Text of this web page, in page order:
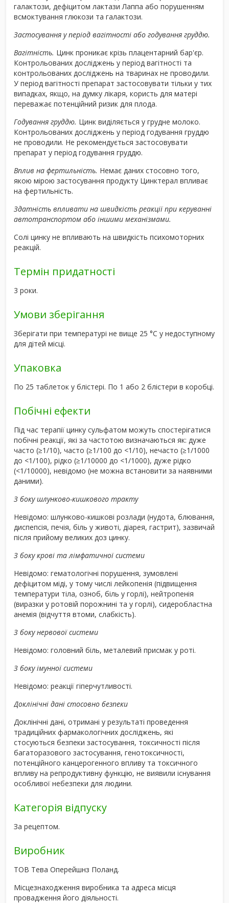
галактози, дефіцитом лактази Лаппа або порушенням
всмоктування глюкози та галактози.
Застосування у період вагітності або годування груддю.
Вагітність. Цинк проникає крізь плацентарний бар'єр.
Контрольованих досліджень у період вагітності та
контрольованих досліджень на тваринах не проводили.
У період вагітності препарат застосовувати тільки у тих
випадках, якщо, на думку лікаря, користь для матері
переважає потенційний ризик для плода.
Годування груддю. Цинк виділяється у грудне молоко.
Контрольованих досліджень у період годування груддю
не проводили. Не рекомендується застосовувати
препарат у період годування груддю.
Вплив на фертильність. Немає даних стосовно того,
якою мірою застосування продукту Цинктерал впливає
на фертильність.
Здатність впливати на швидкість реакції при керуванні
автотранспортом або іншими механізмами.
Солі цинку не впливають на швидкість психомоторних
реакцій.
Термін придатності
3 роки.
Умови зберігання
Зберігати при температурі не вище 25 °С у недоступному
для дітей місці.
Упаковка
По 25 таблеток у блістері. По 1 або 2 блістери в коробці.
Побічні ефекти
Під час терапії цинку сульфатом можуть спостерігатися
побічні реакції, які за частотою визначаються як: дуже
часто (≥1/10), часто (≥1/100 до <1/10), нечасто (≥1/1000
до <1/100), рідко (≥1/10000 до <1/1000), дуже рідко
(<1/10000), невідомо (не можна встановити за наявними
даними).
З боку шлунково-кишкового тракту
Невідомо: шлунково-кишкові розлади (нудота, блювання,
диспепсія, печія, біль у животі, діарея, гастрит), зазвичай
після прийому великих доз цинку.
З боку крові та лімфатичної системи
Невідомо: гематологічні порушення, зумовлені
дефіцитом міді, у тому числі лейкопенія (підвищення
температури тіла, озноб, біль у горлі), нейтропенія
(виразки у ротовій порожнині та у горлі), сидеробластна
анемія (відчуття втоми, слабкість).
З боку нервової системи
Невідомо: головний біль, металевий присмак у роті.
З боку імунної системи
Невідомо: реакції гіперчутливості.
Доклінічні дані стосовно безпеки
Доклінічні дані, отримані у результаті проведення
традиційних фармакологічних досліджень, які
стосуються безпеки застосування, токсичності після
багаторазового застосування, генотоксичності,
потенційного канцерогенного впливу та токсичного
впливу на репродуктивну функцію, не виявили існування
особливої небезпеки для людини.
Категорія відпуску
За рецептом.
Виробник
ТОВ Тева Оперейшнз Поланд.
Місцезнаходження виробника та адреса місця
провадження його діяльності.